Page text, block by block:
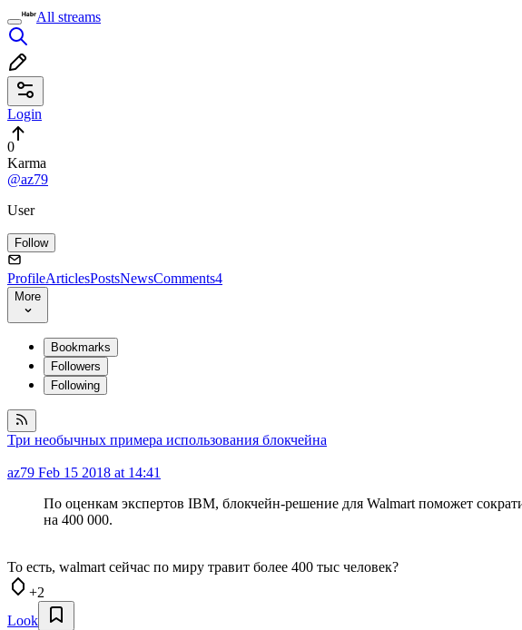
All streams
Login
0
Karma
@az79
User
Follow
ProfileArticlesPostsNewsComments4
More
Bookmarks
Followers
Following
Три необычных примера использования блокчейна
az79 Feb 15 2018 at 14:41
По оценкам экспертов IBM, блокчейн-решение для Walmart поможет
на 400 000.
То есть, walmart сейчас по миру травит более 400 тыс человек?
+2
Look